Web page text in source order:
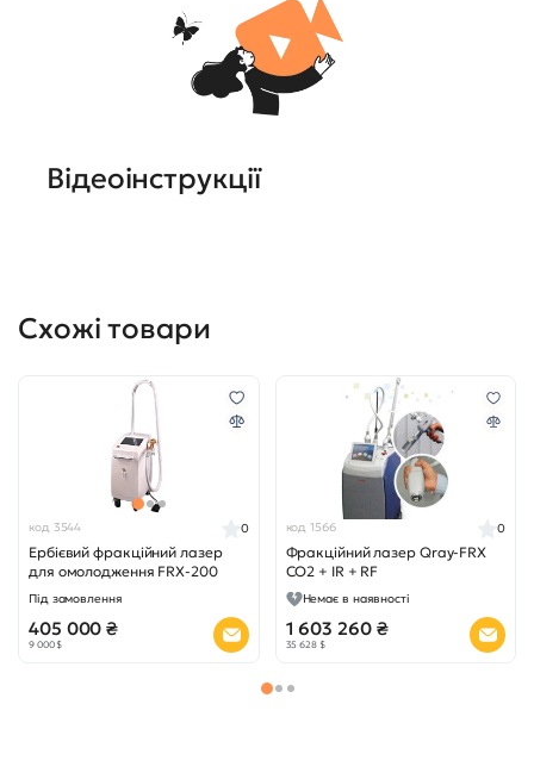
Відеоінструкції
Схожі товари
код 3544
Ербієвий фракційний лазер
для омолодження FRX-200
0
Під замовлення
405 000 ₴
9 000 $
код 1566
Фракційний лазер Qray-FRX
CO2 + IR + RF
0
Немає в наявності
1 603 260 ₴
35 628 $